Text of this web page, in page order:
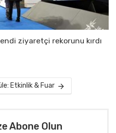
ziyaretçi rekorunu kırdı
Etkinlik & Fuar
Abone Olun